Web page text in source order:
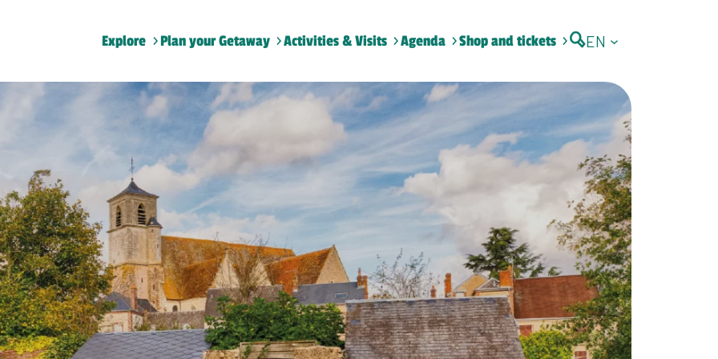
Explore Plan your Getaway Activities & Visits Agenda Shop and tickets EN